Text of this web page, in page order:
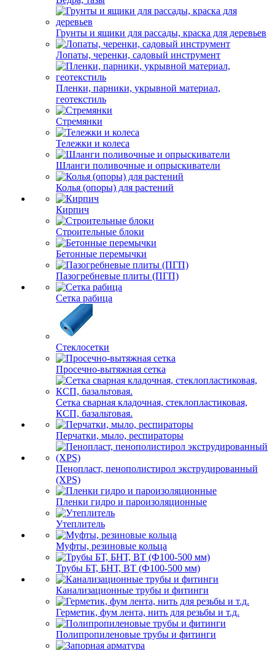
Грунты и ящики для рассады, краска для деревьев
Лопаты, черенки, садовый инструмент
Пленки, парники, укрывной материал,
геотекстиль
Стремянки
Тележки и колеса
Шланги поливочные и опрыскиватели
Колья (опоры) для растений
Кирпич
Строительные блоки
Бетонные перемычки
Пазогребневые плиты (ПГП)
Сетка рабица
Стеклосетки
Просечно-вытяжная сетка
Сетка сварная кладочная, стеклопластиковая,
КСП, базальтовая.
Перчатки, мыло, респираторы
Пенопласт, пенополистирол экструдированный
(XPS)
Пленки гидро и пароизоляционные
Утеплитель
Муфты, резиновые кольца
Трубы БТ, БНТ, ВТ (Ф100-500 мм)
Канализационные трубы и фитинги
Герметик, фум лента, нить для резьбы и т.д.
Полипропиленовые трубы и фитинги